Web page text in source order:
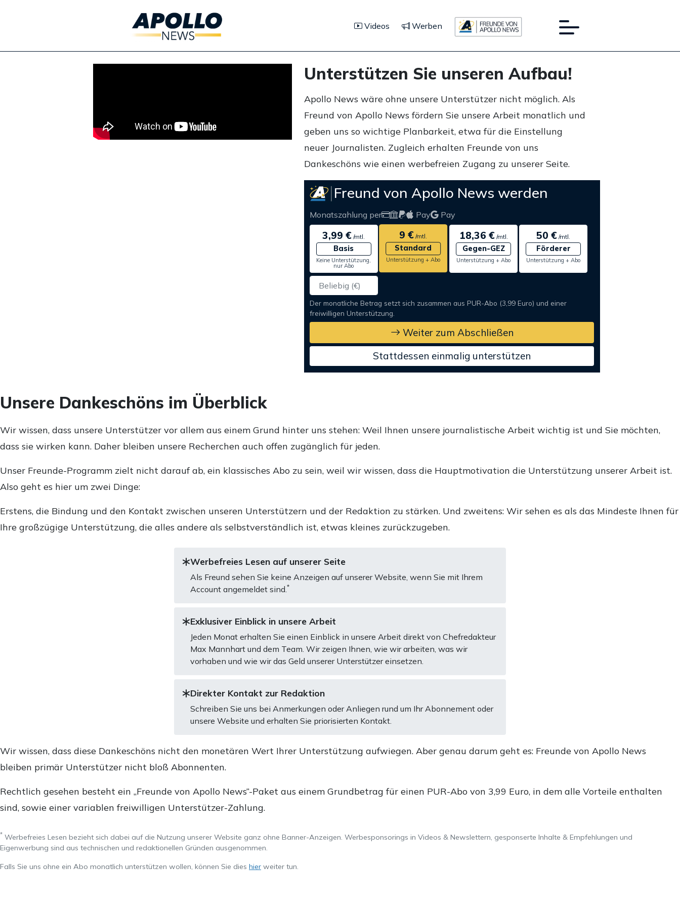
Videos Werben
Unterstützen Sie unseren Aufbau!
Apollo News wäre ohne unsere Unterstützer nicht möglich. Als
Freund von Apollo News fördern Sie unsere Arbeit monatlich und
geben uns so wichtige Planbarkeit, etwa für die Einstellung
neuer Journalisten. Zugleich erhalten Freunde von uns
Dankeschöns wie einen werbefreien Zugang zu unserer Seite.
Freund von Apollo News werden
Monatszahlung per Pay Pay
3,99 € /mtl.
Basis
Keine Unterstützung,
nur Abo
9 € /mtl.
Standard
Unterstützung + Abo
18,36 €/mtl.
Gegen-GEZ
Unterstützung + Abo
50 € /mtl.
Förderer
Unterstützung + Abo
Der monatliche Betrag setzt sich zusammen aus PUR-Abo (3,99 Euro) und einer
freiwilligen Unterstützung.
Weiter zum Abschließen
Stattdessen einmalig unterstützen
Unsere Dankeschöns im Überblick
Wir wissen, dass unsere Unterstützer vor allem aus einem Grund hinter uns stehen: Weil Ihnen unsere journalistische Arbeit wichtig ist und Sie möchten,
dass sie wirken kann. Daher bleiben unsere Recherchen auch offen zugänglich für jeden.
Unser Freunde-Programm zielt nicht darauf ab, ein klassisches Abo zu sein, weil wir wissen, dass die Hauptmotivation die Unterstützung unserer Arbeit ist.
Also geht es hier um zwei Dinge:
Erstens, die Bindung und den Kontakt zwischen unseren Unterstützern und der Redaktion zu stärken. Und zweitens: Wir sehen es als das Mindeste Ihnen für
Ihre großzügige Unterstützung, die alles andere als selbstverständlich ist, etwas kleines zurückzugeben.
Werbefreies Lesen auf unserer Seite
Als Freund sehen Sie keine Anzeigen auf unserer Website, wenn Sie mit Ihrem
Account angemeldet sind. *
Exklusiver Einblick in unsere Arbeit
Jeden Monat erhalten Sie einen Einblick in unsere Arbeit direkt von Chefredakteur
Max Mannhart und dem Team. Wir zeigen Ihnen, wie wir arbeiten, was wir
vorhaben und wie wir das Geld unserer Unterstützer einsetzen.
Direkter Kontakt zur Redaktion
Schreiben Sie uns bei Anmerkungen oder Anliegen rund um Ihr Abonnement oder
unsere Website und erhalten Sie priorisierten Kontakt.
Wir wissen, dass diese Dankeschöns nicht den monetären Wert Ihrer Unterstützung aufwiegen. Aber genau darum geht es: Freunde von Apollo News
bleiben primär Unterstützer nicht bloß Abonnenten.
Rechtlich gesehen besteht ein „Freunde von Apollo News“-Paket aus einem Grundbetrag für einen PUR-Abo von 3,99 Euro, in dem alle Vorteile enthalten
sind, sowie einer variablen freiwilligen Unterstützer-Zahlung.
* Werbefreies Lesen bezieht sich dabei auf die Nutzung unserer Website ganz ohne Banner-Anzeigen. Werbesponsorings in Videos & Newslettern, gesponserte Inhalte & Empfehlungen und
Eigenwerbung sind aus technischen und redaktionellen Gründen ausgenommen.
Falls Sie uns ohne ein Abo monatlich unterstützen wollen, können Sie dies hier weiter tun.